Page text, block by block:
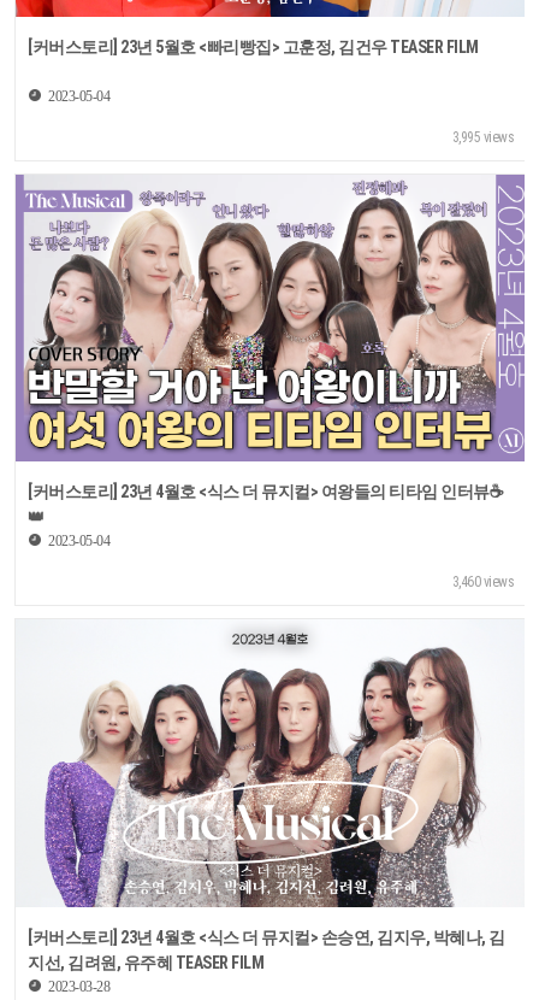
[커버스토리] 23년 5월호 <빠리빵집> 고훈정, 김건우 TEASER FILM
2023-05-04
3,995 views
[커버스토리] 23년 4월호 <식스 더 뮤지컬> 여왕들의 티타임 인터뷰☕
👑
2023-05-04
3,460 views
[커버스토리] 23년 4월호 <식스 더 뮤지컬> 손승연, 김지우, 박혜나, 김
지선, 김려원, 유주혜 TEASER FILM
2023-03-28